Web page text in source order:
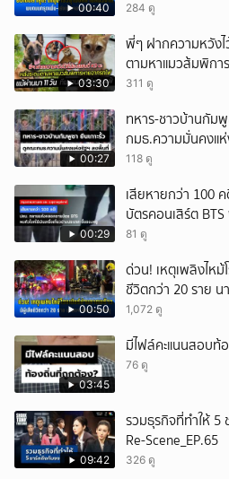
00:40 284 ดู
03:30
พี่ๆ ฝากความหวังไ
ตามหาแมวส้มพิกา
311 ดู
00:27
ทหาร-ชาวบ้านกัม
กมธ.ความมั่นคงแ
118 ดู
00:29
เสียหายกว่า 100
บัตรคอนเสิร์ต BTS
ประเทศ-ซื้อของหรู
81 ดู
00:50
ด่วน! เหตุเพลิงไห
ชีวิตกว่า 20 ราย น
1,072 ดู
03:45
มีไฟล์คะแนนสอบท้
76 ดู
09:42
รวมธุรกิจที่ทำให้ 5
Re-Scene_EP.65
326 ดู